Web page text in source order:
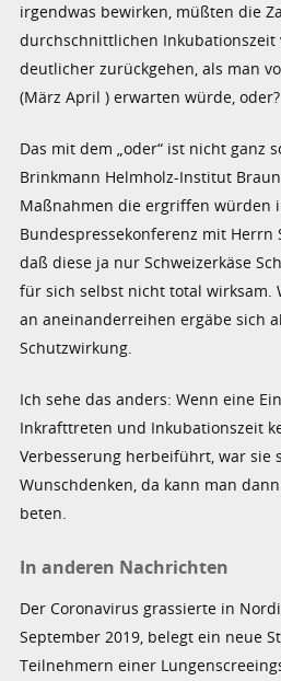
irgendwas bewirken, müßten die
durchschnittlichen Inkubationszeit
deutlicher zurückgehen, als man
(März April ) erwarten würde, oder?
Das mit dem „oder“ ist nicht ganz
Brinkmann Helmholz-Institut
Maßnahmen die ergriffen würden
Bundespressekonferenz mit Herrn
daß diese ja nur Schweizerkäse
für sich selbst nicht total wirksam.
an aneinanderreihen ergäbe sich
Schutzwirkung.
Ich sehe das anders: Wenn eine
Inkrafttreten und Inkubationszeit
Verbesserung herbeiführt, war sie
Wunschdenken, da kann man
beten.
In anderen Nachrichten
Der Coronavirus grassierte in
September 2019, belegt ein neue
Teilnehmern einer